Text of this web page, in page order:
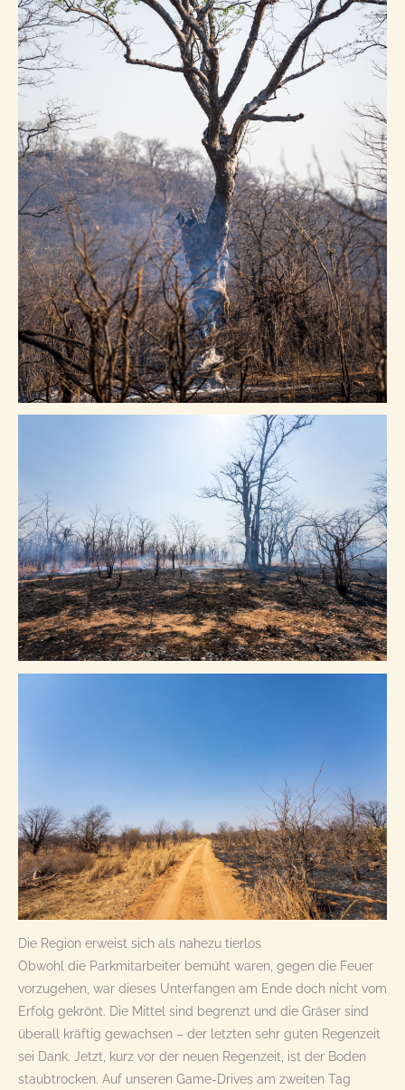
Die Region erweist sich als nahezu tierlos
Obwohl die Parkmitarbeiter bemüht waren, gegen die Feuer
vorzugehen, war dieses Unterfangen am Ende doch nicht vom
Erfolg gekrönt. Die Mittel sind begrenzt und die Gräser sind
überall kräftig gewachsen – der letzten sehr guten Regenzeit
sei Dank. Jetzt, kurz vor der neuen Regenzeit, ist der Boden
staubtrocken. Auf unseren Game-Drives am zweiten Tag